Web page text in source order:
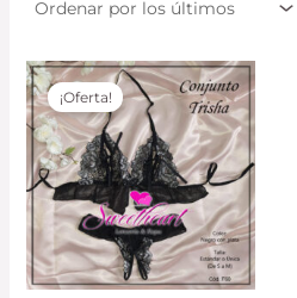
¡Oferta!
El
precio
original
era:
S/ 70.00.
El
precio
actual
S/ 55.00.